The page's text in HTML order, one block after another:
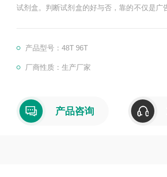
试剂盒。判断试剂盒的好与否，靠的不仅是
产品型号：48T 96T
厂商性质：生产厂家
产品咨询